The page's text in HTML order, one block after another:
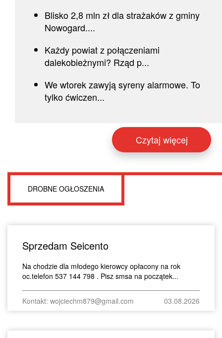
Blisko 2,8 mln zł dla strażaków z gminy
Nowogard....
Każdy powiat z połączeniami
dalekobieżnymi? Rząd p...
We wtorek zawyją syreny alarmowe. To
tylko ćwiczen...
Czytaj więcej
DROBNE OGŁOSZENIA
Sprzedam Seicento
Na chodzie dla młodego kierowcy opłacony na rok
oc.telefon 537 144 798 . Pisz smsa na początek...
Kontakt: wojciechm879@gmail.com 03.08.2026